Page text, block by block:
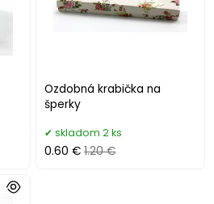
Ozdobná krabička na
šperky
skladom 2 ks
0.60 € 1.20 €